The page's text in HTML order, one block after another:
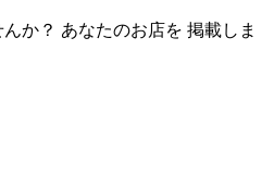
か？ あなたのお店を 掲載しま